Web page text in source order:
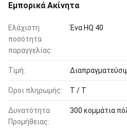
Εμπορικά Ακίνητα
Ελάχιστη
ποσότητα
παραγγελίας:
Ένα HQ 40
Τιμή:
Όροι πληρωμής: T / T
Δυνατότητα
Προμήθειας:
300 κομμάτια